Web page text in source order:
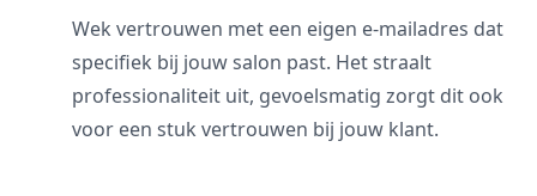
Wek vertrouwen met een eigen e-mailadres dat
specifiek bij jouw salon past. Het straalt
professionaliteit uit, gevoelsmatig zorgt dit ook
voor een stuk vertrouwen bij jouw klant.